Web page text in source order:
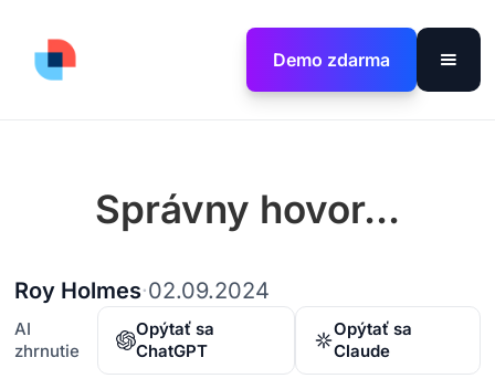
Demo zdarma
Správny hovor...
Roy Holmes·02.09.2024
AI
zhrnutie
Opýtať sa
ChatGPT
Opýtať sa
Claude